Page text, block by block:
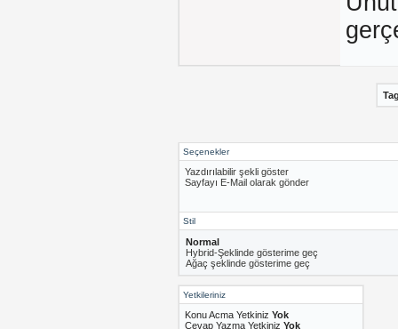
Seçenekler
Yazdırılabilir şekli göster
Sayfayı E-Mail olarak gönder
Stil
Normal
Hybrid-Şeklinde gösterime geç
Ağaç şeklinde gösterime geç
Yetkileriniz
Konu Acma Yetkiniz Yok
Cevap Yazma Yetkiniz Yok